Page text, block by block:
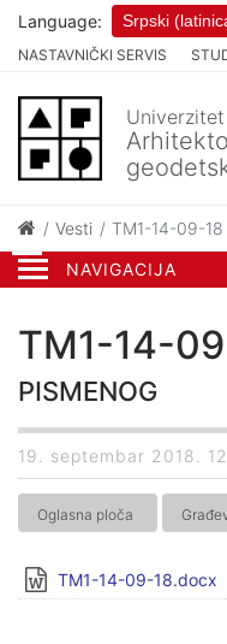
NAVIGACIJA
NASTAVNIČKI SERVIS
Language: Srpski
Vesti TM1-14-09-18
TM1-14-
pismenog
19. septembar 2018.
Oglasna ploča
TM1-14-09-18.docx